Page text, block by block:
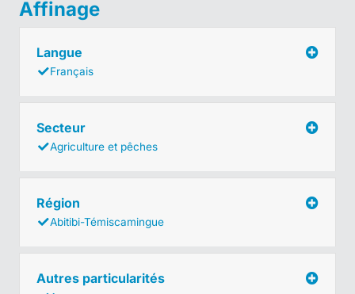
Affinage
Langue
Français
Secteur
Agriculture et pêches
Région
Abitibi-Témiscamingue
Autres particularités